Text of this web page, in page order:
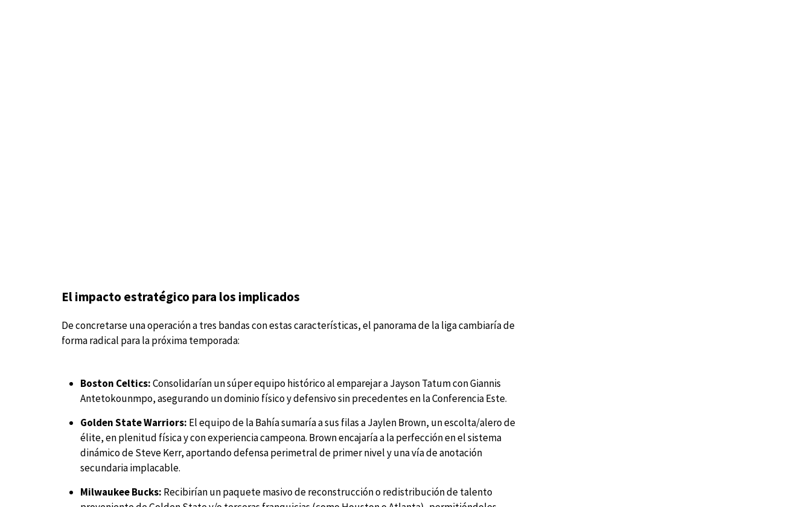
El impacto estratégico para los implicados
De concretarse una operación a tres bandas con estas características, el panorama de la liga cambiaría de
forma radical para la próxima temporada:
Boston Celtics:Consolidarían un súper equipo histórico al emparejar a Jayson Tatum con Giannis
Antetokounmpo, asegurando un dominio físico y defensivo sin precedentes en la Conferencia Este.
Golden State Warriors: El equipo de la Bahía sumaría a sus filas a Jaylen Brown, un escolta/alero de
élite, en plenitud física y con experiencia campeona. Brown encajaría a la perfección en el sistema
dinámico de Steve Kerr, aportando defensa perimetral de primer nivel y una vía de anotación
secundaria implacable.
Milwaukee Bucks: Recibirían un paquete masivo de reconstrucción o redistribución de talento